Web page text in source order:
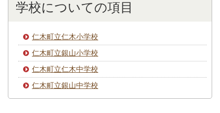
学校についての項目
仁木町立仁木小学校
仁木町立銀山小学校
仁木町立仁木中学校
仁木町立銀山中学校